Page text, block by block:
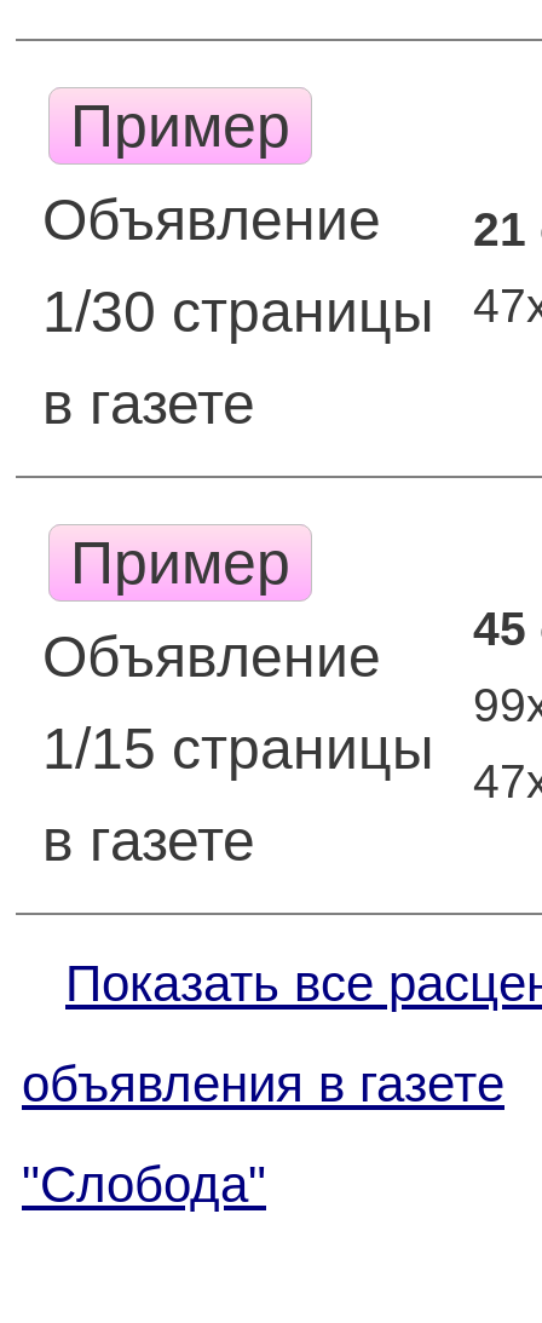
Пример
Объявление
1/30 страницы
в газете
21
Пример
Объявление
1/15 страницы
в газете
45
Показать все
объявления в газете
"Слобода"